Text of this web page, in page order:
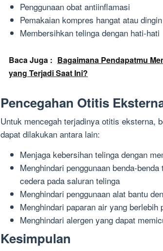
Penggunaan obat antiinflamasi
Pemakaian kompres hangat atau
Membersihkan telinga dengan hati-hati
Baca Juga : Bagaimana Pendapatmu
yang Terjadi Saat Ini?
Pencegahan Otitis
Untuk mencegah terjadinya otitis eksterna,
dapat dilakukan antara lain:
Menjaga kebersihan telinga dengan
Menghindari penggunaan benda-
cedera pada saluran telinga
Menghindari penggunaan alat bantu
Menghindari paparan air yang berlebih
Menghindari alergen yang dapat
Kesimpulan